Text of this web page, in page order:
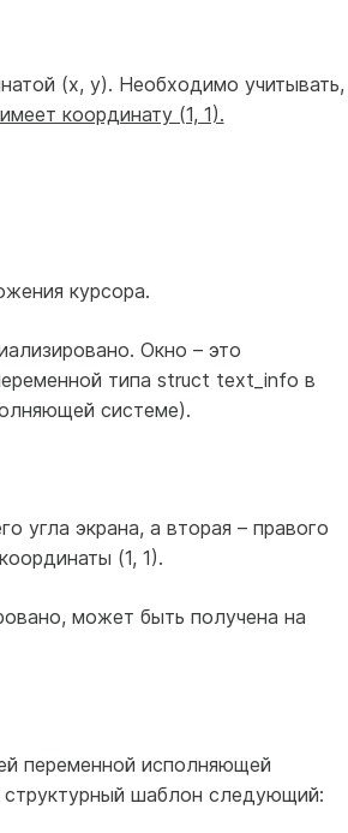
(x, y). Необходимо учитывать,
координату (1, 1).
курсора.
Окно – это
типа struct text_info в
системе).
угла экрана, а вторая – правого
(1, 1).
может быть получена на
переменной исполняющей
шаблон следующий: